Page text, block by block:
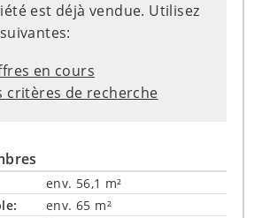
est déjà vendue. Utilisez
en cours
critères de recherche
env. 56,1 m²
env. 65 m²